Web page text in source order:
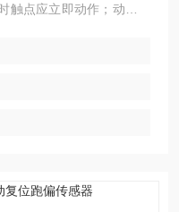
触点应立即动作；动作力